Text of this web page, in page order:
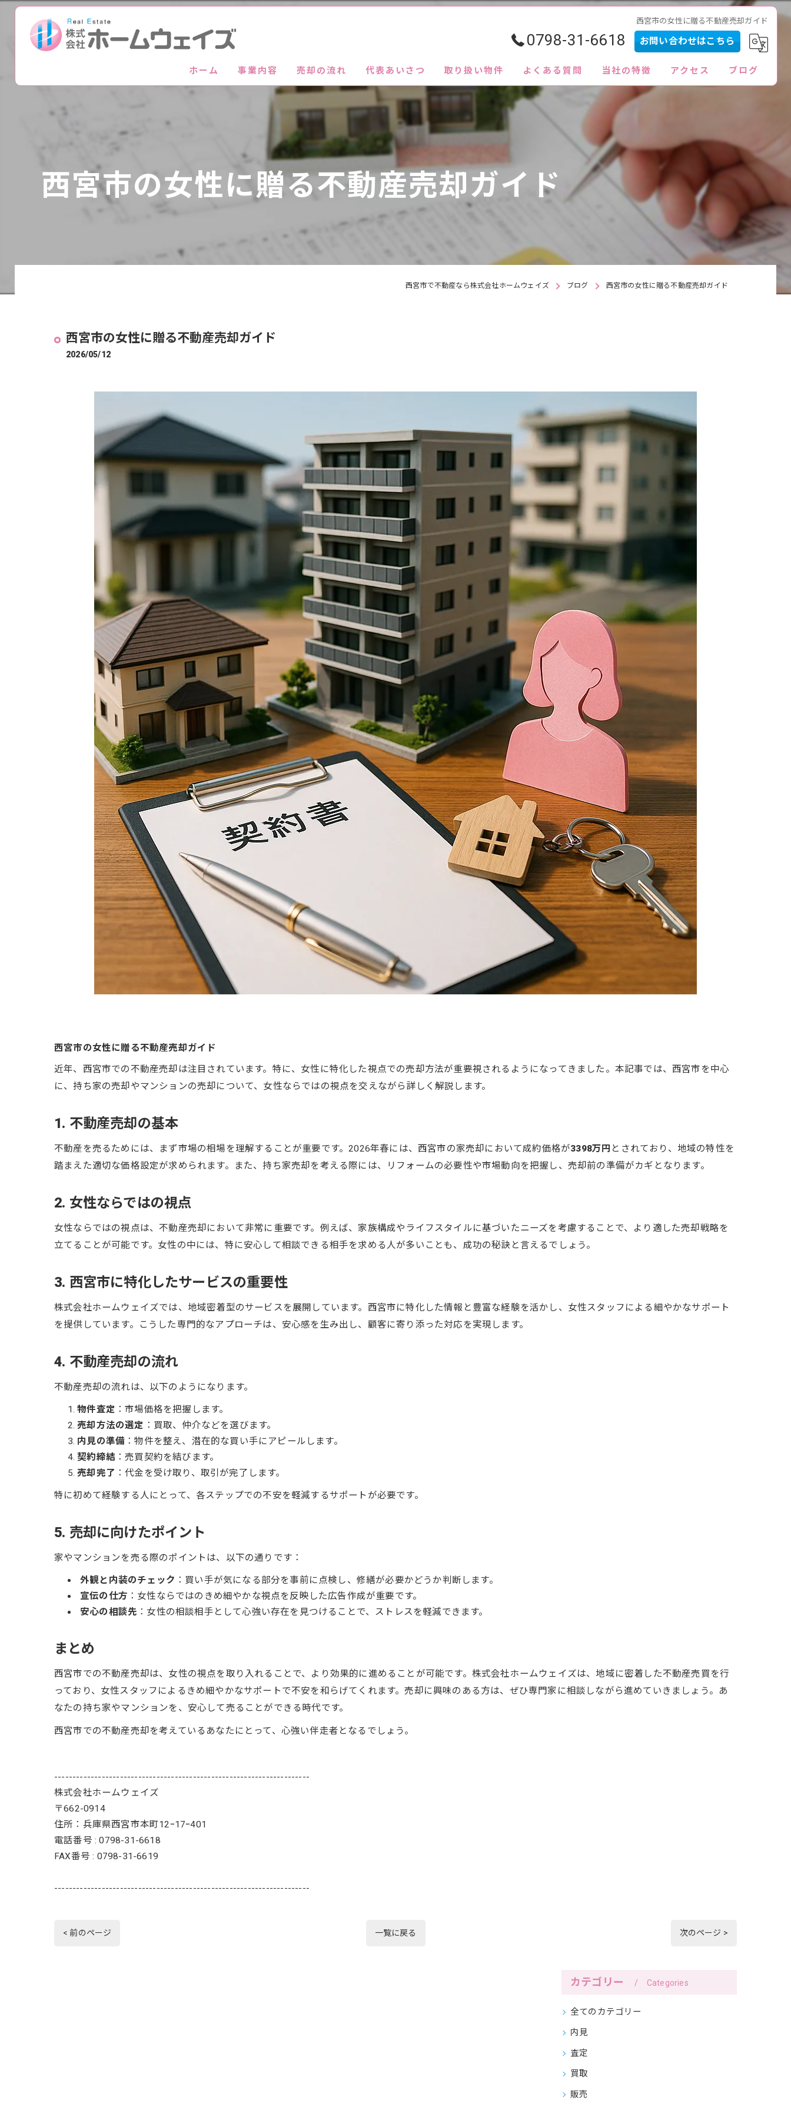
西宮市の女性に贈る不動産売却ガイド
0798-31-6618 お問い合わせはこちら
ホーム 事業内容 売却の流れ 代表あいさつ 取り扱い物件 よくある質問 当社の特徴
内見
査定
買取
アクセス ブログ
西宮市の女性に贈る不動産売却ガイド
西宮市で不動産なら株式会社ホームウェイズ ブログ 西宮市の女性に贈る不動産売却ガイド
西宮市の女性に贈る不動産売却ガイド
2026/05/12
西宮市の女性に贈る不動産売却ガイド
近年、西宮市での不動産売却は注目されています。特に、女性に特化した視点での売却方法が重要視されるようになってきました。本記事では、西宮市を中心
に、持ち家の売却やマンションの売却について、女性ならではの視点を交えながら詳しく解説します。
1. 不動産売却の基本
不動産を売るためには、まず市場の相場を理解することが重要です。2026年春には、西宮市の家売却において成約価格が3398万円 とされており、地域の特性を
踏まえた適切な価格設定が求められます。また、持ち家売却を考える際には、リフォームの必要性や市場動向を把握し、売却前の準備がカギとなります。
2. 女性ならではの視点
女性ならではの視点は、不動産売却において非常に重要です。例えば、家族構成やライフスタイルに基づいたニーズを考慮することで、より適した売却戦略を
立てることが可能です。女性の中には、特に安心して相談できる相手を求める人が多いことも、成功の秘訣と言えるでしょう。
3. 西宮市に特化したサービスの重要性
株式会社ホームウェイズでは、地域密着型のサービスを展開しています。西宮市に特化した情報と豊富な経験を活かし、女性スタッフによる細やかなサポート
を提供しています。こうした専門的なアプローチは、安心感を生み出し、顧客に寄り添った対応を実現します。
4. 不動産売却の流れ
不動産売却の流れは、以下のようになります。
物件査定 ：市場価格を把握します。
売却方法の選定 ：買取、仲介などを選びます。
内見の準備 ：物件を整え、潜在的な買い手にアピールします。
契約締結 ：売買契約を結びます。
売却完了 ：代金を受け取り、取引が完了します。
特に初めて経験する人にとって、各ステップでの不安を軽減するサポートが必要です。
5. 売却に向けたポイント
家やマンションを売る際のポイントは、以下の通りです：
外観と内装のチェック ：買い手が気になる部分を事前に点検し、修繕が必要かどうか判断します。
宣伝の仕方 ：女性ならではのきめ細やかな視点を反映した広告作成が重要です。
安心の相談先 ：女性の相談相手として心強い存在を見つけることで、ストレスを軽減できます。
まとめ
西宮市での不動産売却は、女性の視点を取り入れることで、より効果的に進めることが可能です。株式会社ホームウェイズは、地域に密着した不動産売買を行
っており、女性スタッフによるきめ細やかなサポートで不安を和らげてくれます。売却に興味のある方は、ぜひ専門家に相談しながら進めていきましょう。あ
なたの持ち家やマンションを、安心して売ることができる時代です。
西宮市での不動産売却を考えているあなたにとって、心強い伴走者となるでしょう。
----------------------------------------------------------------------
株式会社ホームウェイズ
〒662-0914
住所：兵庫県西宮市本町12ｰ17ｰ401
電話番号 : 0798-31-6618
FAX番号 : 0798-31-6619
----------------------------------------------------------------------
< 前のページ 一覧に戻る 次のページ >
カテゴリー Categories
全てのカテゴリー
内見
査定
買取
販売